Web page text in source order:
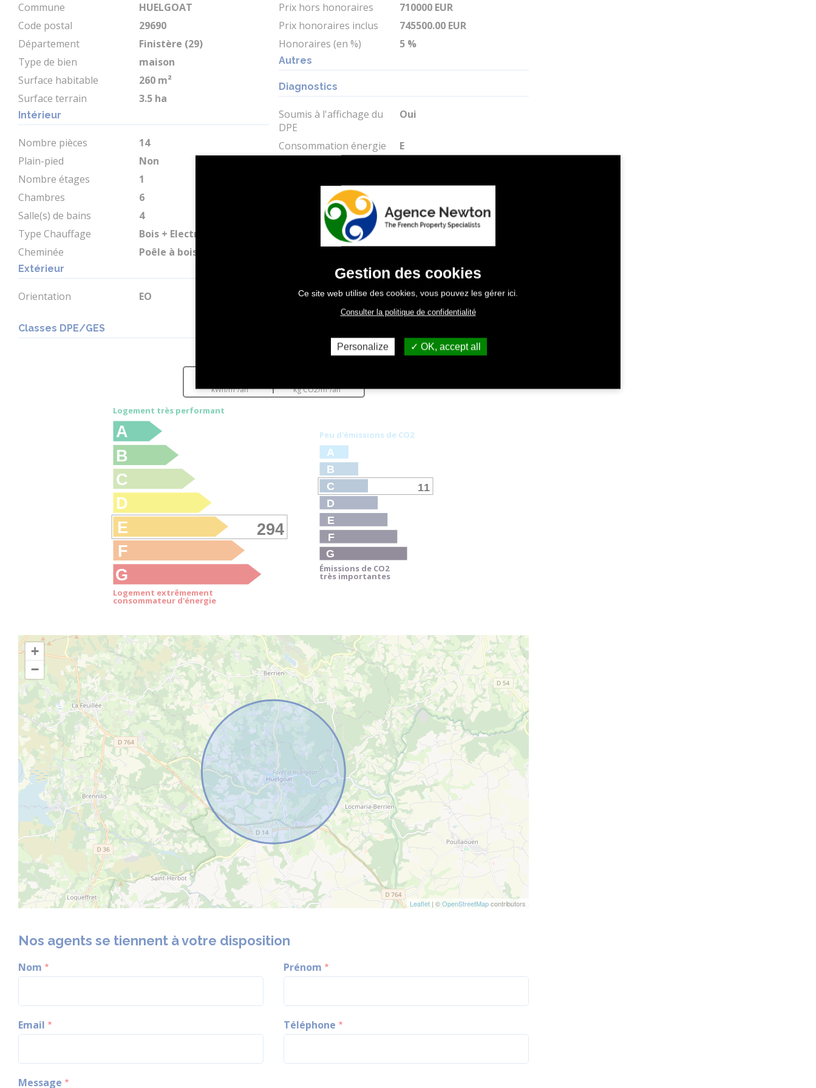
Commune
HUELGOAT
Code postal
29690
Département
Finistère (29)
Type de bien
maison
Surface habitable
260 m²
Surface terrain
3.5 ha
Intérieur
Nombre pièces
14
Plain-pied
Non
Nombre étages
1
Chambres
6
Salle(s) de bains
4
Type Chauffage
Bois + Electrique
Cheminée
Poêle à bois
Extérieur
Orientation EO
Prix hors honoraires
710000 EUR
Prix honoraires inclus
745500.00 EUR
Honoraires (en %)
5 %
Autres
Diagnostics
Soumis à l'affichage du
DPE
Oui
Consommation énergie
primaire
E
énergie primaire
Gaz Effet de Serre
B
Valeur Gaz Effet de serre
11 Kg CO2/m2/an
Estimation des Couts
2810 EUR
Estimation des Couts
Energie Max
3810 EUR
Classes DPE/GES
kWh/m²/an kg CO2/m²/an
Logement très performant
A
B
C
D
294
E
F
G
Logement extrêmement
consommateur d'énergie
Peu d'émissions de CO2
A
B
11
C
D
E
F
G
Émissions de CO2
très importantes
+
−
Leaflet | ©OpenStreetMapcontributors
Nos agents se tiennent à votre disposition
Nom Prénom
Email Téléphone
Message
Gestion des cookies
Ce site web utilise des cookies, vous pouvez les gérer ici.
Consulter la politique de confidentialité
Personalize OK, accept all